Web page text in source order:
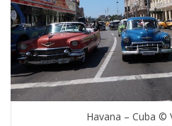
Havana – Cuba ©